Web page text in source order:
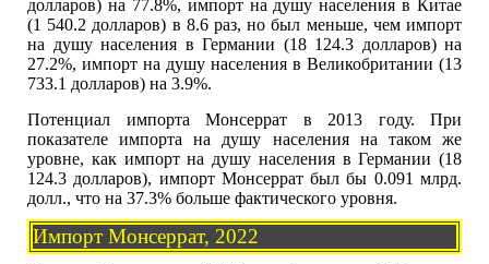
долларов) на 77.8%, импорт на душу населения в Китае
(1 540.2 долларов) в 8.6 раз, но был меньше, чем импорт
на душу населения в Германии (18 124.3 долларов) на
27.2%, импорт на душу населения в Великобритании (13
733.1 долларов) на 3.9%.
Потенциал импорта Монсеррат в 2013 году. При
показателе импорта на душу населения на таком же
уровне, как импорт на душу населения в Германии (18
124.3 долларов), импорт Монсеррат был бы 0.091 млрд.
долл., что на 37.3% больше фактического уровня.
Импорт Монсеррат, 2022